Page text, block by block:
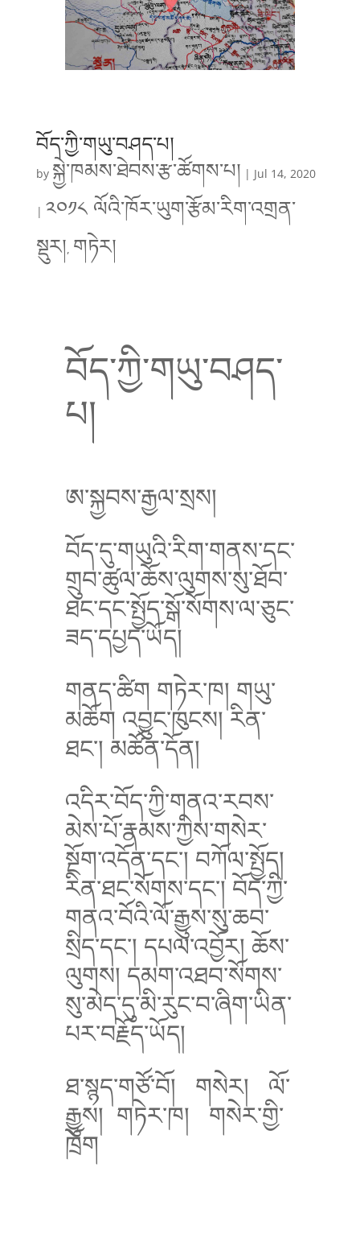
བོད་ཀྱི་གཡུ་བཤད་པ།
by སྐྱེ་ཁམས་ཐེབས་རྩ་ཚོགས་པ། | Jul 14, 2020
| ༢༠༡༨ ལོའི་ཁོར་ཡུག་རྩོམ་རིག་འགྲན་
སྡུར།, གཏེར།
བོད་ཀྱི་གཡུ་བཤད་
པ།
ཨ་སྐྱབས་རྒྱལ་སྲས།
བོད་དུ་གཡུའི་རིག་གནས་དང་
གྲུབ་ཚུལ་ཆོས་ལུགས་སུ་ཐོབ་
ཐང་དང་སྤྱོད་སྒོ་སོགས་ལ་ཅུང་
ཟད་དཔྱད་ཡོད།
གནད་ཚིག གཏེར་ཁ། གཡུ་
མཆོག འབྱུང་ཁུངས། རིན་
ཐང་། མཚོན་དོན།
འདིར་བོད་ཀྱི་གནའ་རབས་
མེས་པོ་རྣམས་ཀྱིས་གསེར་
སྔོག་འདོན་དང་། བཀོལ་སྤྱོད།
རིན་ཐང་སོགས་དང་། བོད་ཀྱི་
གནའ་བོའི་ལོ་རྒྱུས་སུ་ཆབ་
སྲིད་དང་། དཔལ་འབྱོར། ཆོས་
ལུགས། དམག་འཐབ་སོགས་
སུ་མེད་དུ་མི་རུང་བ་ཞིག་ཡིན་
པར་བརྗོད་ཡོད།
ཐ་སྙད་གཙོ་བོ། གསེར།
ལོ་
རྒྱུས། གཏེར་ཁ།
གསེར་གྱི་
ཁྲོག